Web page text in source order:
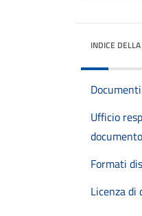
INDICE
Documenti
Ufficio
documento
Formati
Licenza di